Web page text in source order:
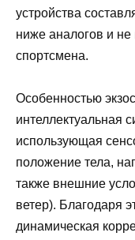
устройства
ниже аналогов и
спортсмена.
Особенностью
интеллектуальная
использующая
положение тела,
также внешние
ветер). Благодаря
динамическая